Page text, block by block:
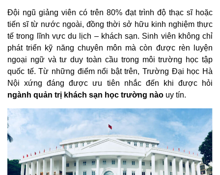
Đội ngũ giảng viên có trên 80% đạt trình độ thạc sĩ hoặc
tiến sĩ từ nước ngoài, đồng thời sở hữu kinh nghiệm thực
tế trong lĩnh vực du lịch – khách sạn. Sinh viên không chỉ
phát triển kỹ năng chuyên môn mà còn được rèn luyện
ngoại ngữ và tư duy toàn cầu trong môi trường học tập
quốc tế. Từ những điểm nổi bật trên, Trường Đại học Hà
Nội xứng đáng được ưu tiên nhắc đến khi được hỏi
ngành quản trị khách sạn học trường nào uy tín.